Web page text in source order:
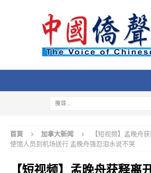
首頁 加拿大新闻
【短视频】孟晚舟
使馆人员到机场送行 孟晚舟强忍泪水说不哭
【短视频】孟晚舟获释离